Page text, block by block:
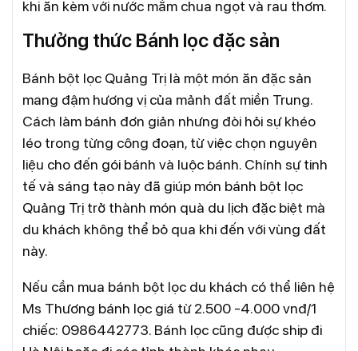
khi ăn kèm với nước mắm chua ngọt và rau thơm.
Thưởng thức Bánh lọc đặc sản
Bánh bột lọc Quảng Trị là một món ăn đặc sản
mang đậm hương vị của mảnh đất miền Trung.
Cách làm bánh đơn giản nhưng đòi hỏi sự khéo
léo trong từng công đoạn, từ việc chọn nguyên
liệu cho đến gói bánh và luộc bánh. Chính sự tinh
tế và sáng tạo này đã giúp món bánh bột lọc
Quảng Trị trở thành món quà du lịch đặc biệt mà
du khách không thể bỏ qua khi đến với vùng đất
này.
Nếu cần mua bánh bột lọc du khách có thể liên hệ
Ms Thương bánh lọc giá từ 2.500 -4.000 vnđ/1
chiếc: 0986442773. Bánh lọc cũng được ship đi